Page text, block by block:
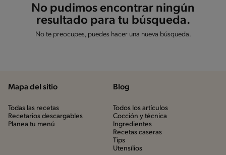
No pudimos encontrar ningún
resultado para tu búsqueda.
No te preocupes, puedes hacer una nueva búsqueda.
Mapa del sitio
Todas las recetas
Recetarios descargables
Planea tu menú
Blog
Todos los artículos
Cocción y técnica
Ingredientes
Recetas caseras
Tips
Utensílios